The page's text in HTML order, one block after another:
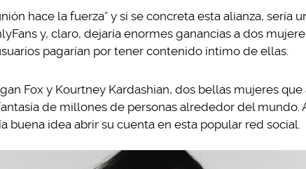
hace la fuerza” y si se concreta esta alianza, sería
y, claro, dejaría enormes ganancias a dos
pagarían por tener contenido íntimo de ellas.
Fox y Kourtney Kardashian, dos bellas mujeres
de millones de personas alrededor del mundo.
buena idea abrir su cuenta en esta popular red social.